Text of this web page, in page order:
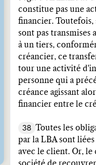
constitue pas une
financier. Toutefois,
sont pas transmises
à un tiers,
créancier, ce
tour une activité
personne qui a
créance agissant
financier entre le
38 Toutes les
par la LBA sont
avec le client. Or,